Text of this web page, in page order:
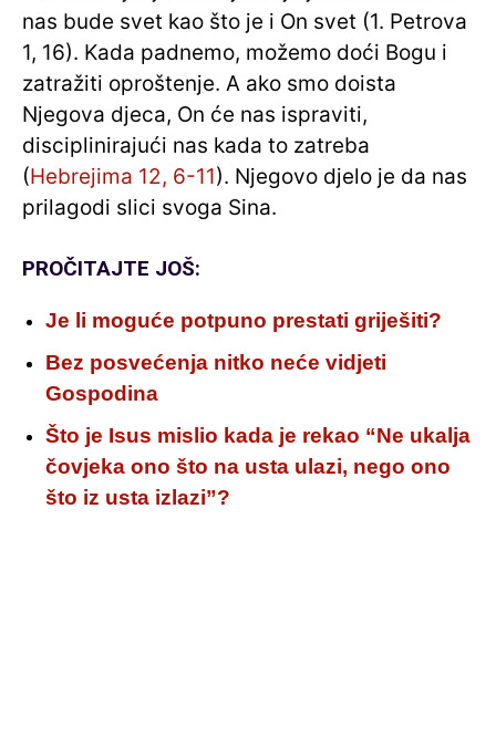
nas bude svet kao što je i On svet (1. Petrova
1, 16). Kada padnemo, možemo doći Bogu i
zatražiti oproštenje. A ako smo doista
Njegova djeca, On će nas ispraviti,
disciplinirajući nas kada to zatreba
(Hebrejima 12, 6-11). Njegovo djelo je da nas
prilagodi slici svoga Sina.
PROČITAJTE JOŠ:
Je li moguće potpuno prestati griješiti?
Bez posvećenja nitko neće vidjeti
Gospodina
Što je Isus mislio kada je rekao “Ne ukalja
čovjeka ono što na usta ulazi, nego ono
što iz usta izlazi”?